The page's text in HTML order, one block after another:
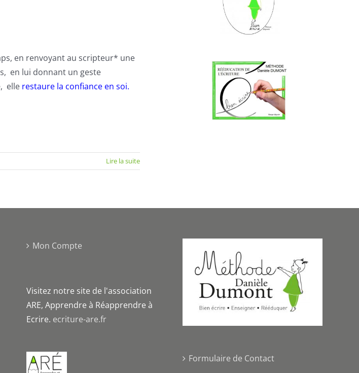
en renvoyant au scripteur* une
en lui donnant un geste
elle restaure la confiance en soi.
Lire la suite
Mon Compte
Visitez notre site de l'association
ARE, Apprendre à Réapprendre à
Ecrire. ecriture-are.fr
Formulaire de Contact